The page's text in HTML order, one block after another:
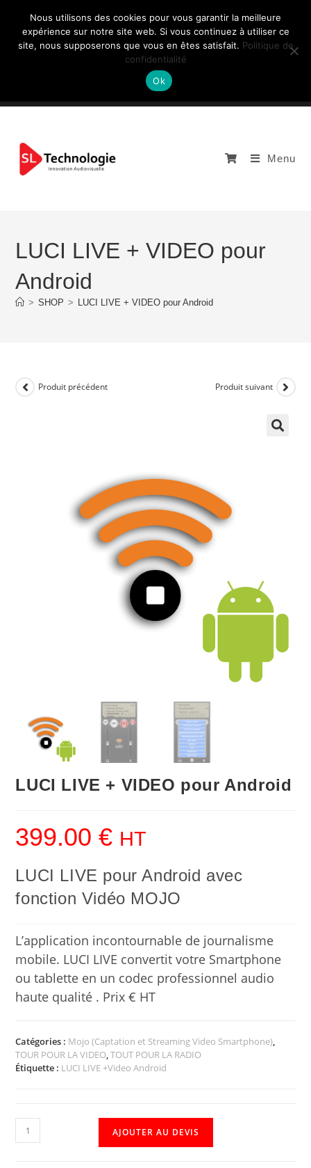
NOUS CONTACTEZ: +33 (0)4 77 81 49 35
Menu
LUCI LIVE + VIDEO pour
Android
> SHOP > LUCI LIVE + VIDEO pour Android
Produit précédent Produit suivant
LUCI LIVE + VIDEO pour Android
399.00€ HT
LUCI LIVE pour Android avec
fonction Vidéo MOJO
L’application incontournable de journalisme
mobile. LUCI LIVE convertit votre Smartphone
ou tablette en un codec professionnel audio
haute qualité . Prix € HT
Catégories : Mojo (Captation et Streaming Video Smartphone),
TOUR POUR LA VIDEO,TOUT POUR LA RADIO
Étiquette : LUCI LIVE +Video Android
AJOUTER AU DEVIS
Nous utilisons des cookies pour vous garantir la meilleure
expérience sur notre site web. Si vous continuez à utiliser ce
site, nous supposerons que vous en êtes satisfait. Politique de
confidentialité
Ok